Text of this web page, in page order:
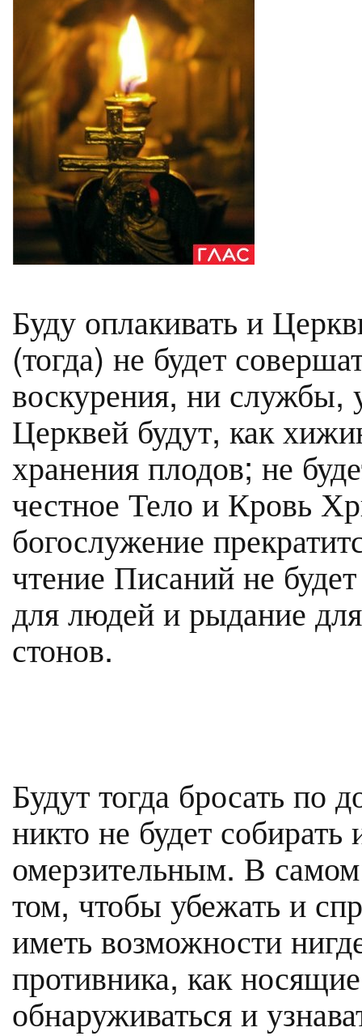
Буду оплакивать и
(тогда) не будет
воскурения, ни службы,
Церквей будут, как
хранения плодов; не
честное Тело и Кровь
богослужение
чтение Писаний не
для людей и рыдание
стонов.
Будут тогда бросать по
никто не будет собирать
омерзительным. В самом
том, чтобы убежать и
иметь возможности
противника, как
обнаруживаться и